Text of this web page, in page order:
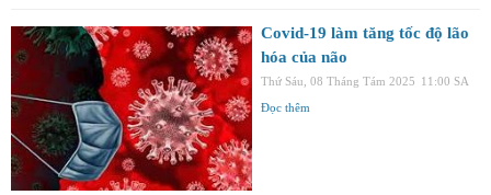
Covid-19 làm tăng tốc độ lão
hóa của não
Thứ Sáu, 08 Tháng Tám 2025 11:00 SA
Đọc thêm